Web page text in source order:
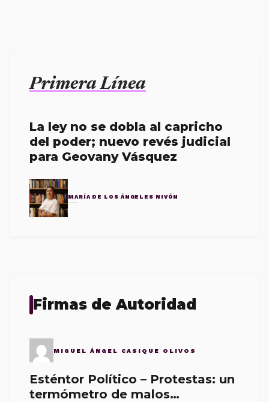
Primera Línea
La ley no se dobla al capricho
del poder; nuevo revés judicial
para Geovany Vásquez
MARÍA DE LOS ÁNGELES NIVÓN
Firmas de Autoridad
MIGUEL ÁNGEL CASIQUE OLIVOS
Esténtor Político – Protestas: un
termómetro de malos